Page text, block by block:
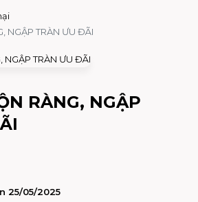
NGẬP TRÀN ƯU ĐÃI
RÀNG, NGẬP
25/05/2025